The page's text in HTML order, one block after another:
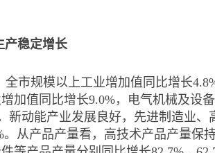
产稳定增长
全市规模以上工业增加值同比增长
加值同比增长9.0%，电气机械及设
新动能产业发展良好，先进制造业
。从产品产量看，高技术产品产量保